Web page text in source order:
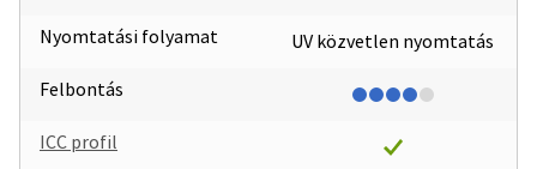
Nyomtatási folyamat
Felbontás
ICC profil
UV közvetlen nyomtatás